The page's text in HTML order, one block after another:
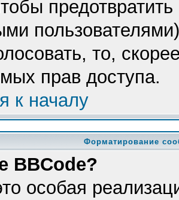
предотвратить
то,
прав доступа.
к началу
Форматирование
BBCode?
особая